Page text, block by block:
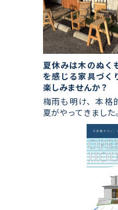
夏休みは木のぬく
を感じる家具づく
楽しみませんか？
梅雨も明け、本格
夏がやってきました